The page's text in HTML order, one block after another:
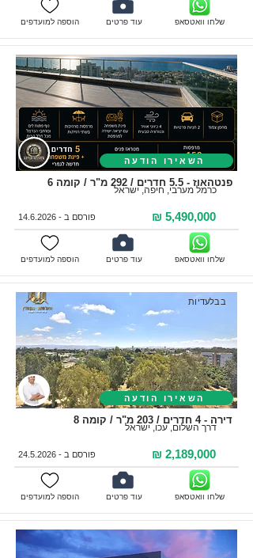
הוספה למועדפים שלחו וואטסאפ עוד פרטים
השאירו הודעה
פנטהאוז - 5.5 חדרים / 292 מ"ר / קומה 6
כרמל מערבי, חיפה, ישראל
5,490,000 ₪ פורסם ב -14.6.2026
הוספה למועדפים שלחו וואטסאפ עוד פרטים
בבלעדיות
השאירו הודעה
דירה - 4 חדרים / 203 מ"ר / קומה 8
דרך השלום, עכו, ישראל
2,189,000 ₪ פורסם ב -24.5.2026
הוספה למועדפים שלחו וואטסאפ עוד פרטים